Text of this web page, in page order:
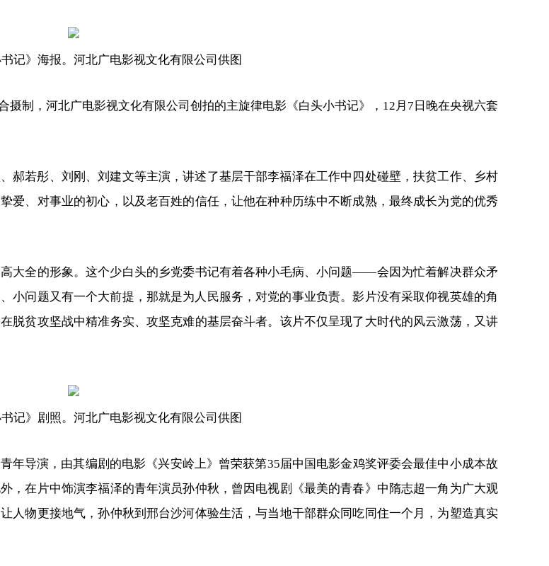
记》海报。河北广电影视文化有限公司供图
制，河北广电影视文化有限公司创拍的主旋律电影《白头小书记》，12月7日晚在央视六套
郝若彤、刘刚、刘建文等主演，讲述了基层干部李福泽在工作中四处碰壁，扶贫工作、乡村
爱、对事业的初心，以及老百姓的信任，让他在种种历练中不断成熟，最终成长为党的优秀
大全的形象。这个少白头的乡党委书记有着各种小毛病、小问题——会因为忙着解决群众矛
问题又有一个大前提，那就是为人民服务，对党的事业负责。影片没有采取仰视英雄的角
脱贫攻坚战中精准务实、攻坚克难的基层奋斗者。该片不仅呈现了大时代的风云激荡，又讲
记》剧照。河北广电影视文化有限公司供图
年导演，由其编剧的电影《兴安岭上》曾荣获第35届中国电影金鸡奖评委会最佳中小成本故
，在片中饰演李福泽的青年演员孙仲秋，曾因电视剧《最美的青春》中隋志超一角为广大观
人物更接地气，孙仲秋到邢台沙河体验生活，与当地干部群众同吃同住一个月，为塑造真实